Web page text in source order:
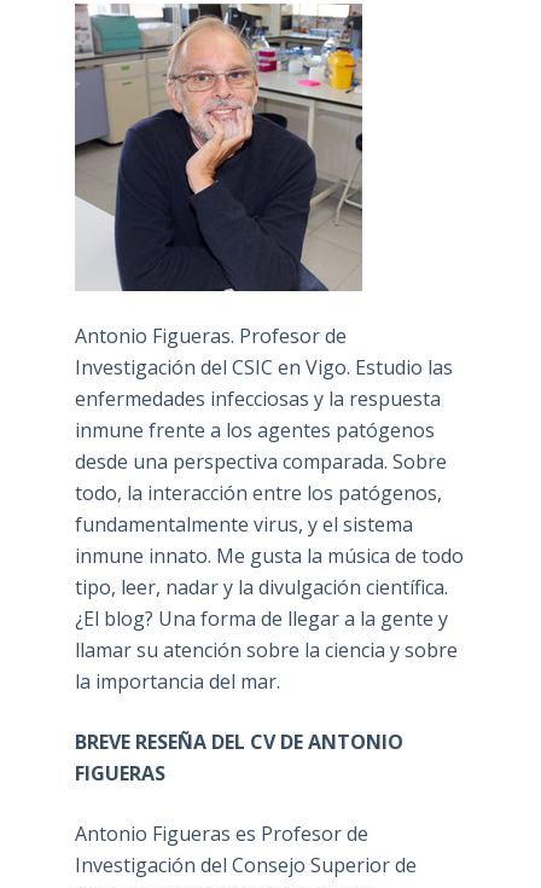
Antonio Figueras. Profesor de
Investigación del CSIC en Vigo. Estudio las
enfermedades infecciosas y la respuesta
inmune frente a los agentes patógenos
desde una perspectiva comparada. Sobre
todo, la interacción entre los patógenos,
fundamentalmente virus, y el sistema
inmune innato. Me gusta la música de todo
tipo, leer, nadar y la divulgación científica.
¿El blog? Una forma de llegar a la gente y
llamar su atención sobre la ciencia y sobre
la importancia del mar.
BREVE RESEÑA DEL CV DE ANTONIO
FIGUERAS
Antonio Figueras es Profesor de
Investigación del Consejo Superior de